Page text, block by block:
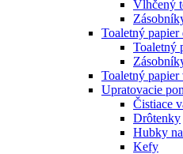
Vlhčený
Toaletný
Toaletný
Toaletný
Upratovacie
Čistiace
Drôtenky
Hubky
Kefy